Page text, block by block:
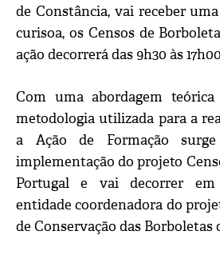
de Constância, vai receber
curisoa, os Censos de
ação decorrerá das 9h30 às
Com uma abordagem
metodologia utilizada para a
a Ação de Formação
implementação do projeto
Portugal e vai decorrer
entidade coordenadora do
de Conservação das Borboletas